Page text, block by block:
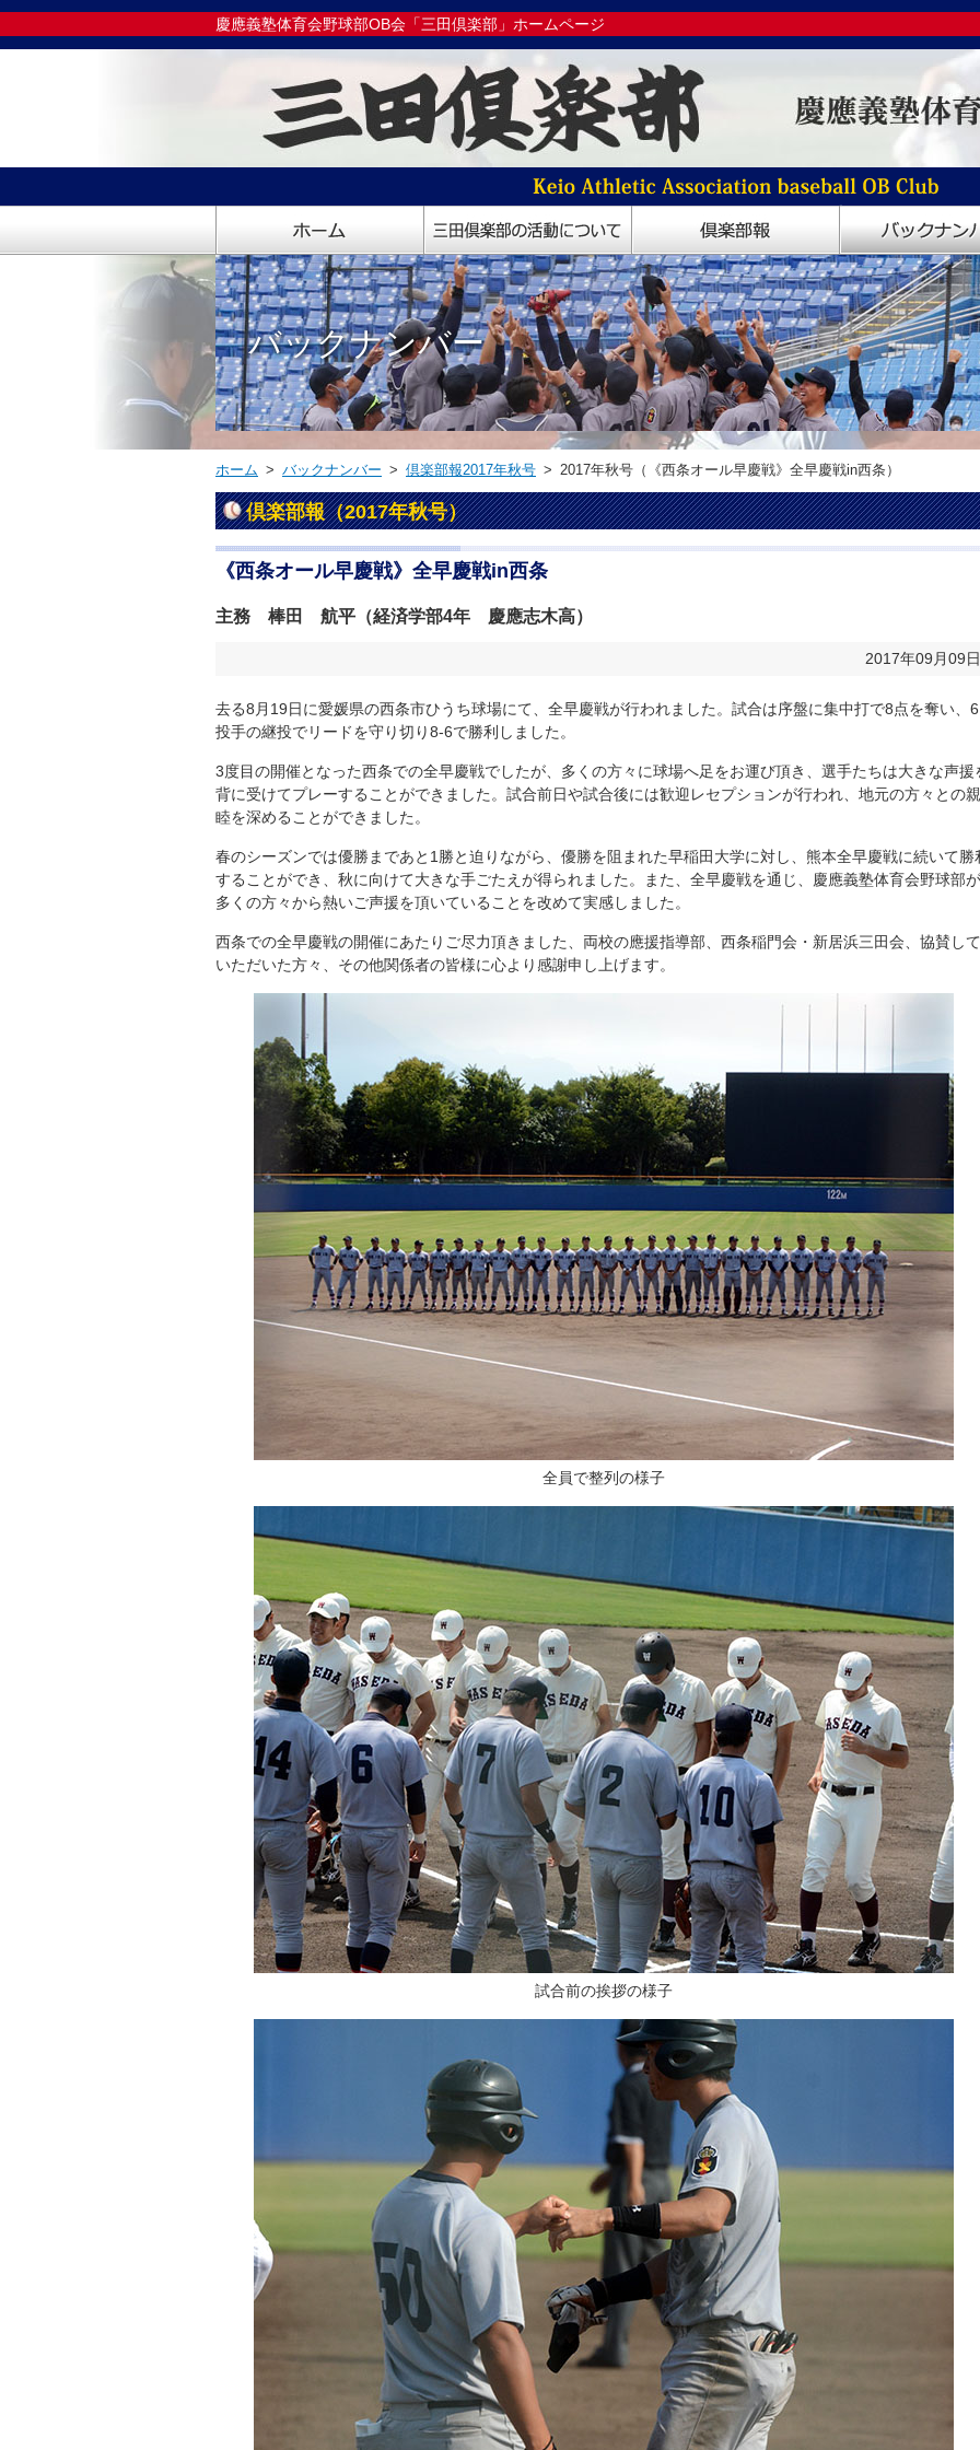
慶應義塾体育会野球部OB会「三田倶楽部」ホームページ
バックナンバー
ホーム > バックナンバー > 倶楽部報2017年秋号 > 2017年秋号（《西条オール早慶戦》全早慶戦in西条）
倶楽部報（2017年秋号）
《西条オール早慶戦》全早慶戦in西条
主務 棒田 航平（経済学部4年 慶應志木高）
2017年09月09日
去る8月19日に愛媛県の西条市ひうち球場にて、全早慶戦が行われました。試合は序盤に集中打で8点を奪い、6
投手の継投でリードを守り切り8-6で勝利しました。
3度目の開催となった西条での全早慶戦でしたが、多くの方々に球場へ足をお運び頂き、選手たちは大きな声援
背に受けてプレーすることができました。試合前日や試合後には歓迎レセプションが行われ、地元の方々との親
睦を深めることができました。
春のシーズンでは優勝まであと1勝と迫りながら、優勝を阻まれた早稲田大学に対し、熊本全早慶戦に続いて勝
することができ、秋に向けて大きな手ごたえが得られました。また、全早慶戦を通じ、慶應義塾体育会野球部が
多くの方々から熱いご声援を頂いていることを改めて実感しました。
西条での全早慶戦の開催にあたりご尽力頂きました、両校の應援指導部、西条稲門会・新居浜三田会、協賛して
いただいた方々、その他関係者の皆様に心より感謝申し上げます。
全員で整列の様子
試合前の挨拶の様子